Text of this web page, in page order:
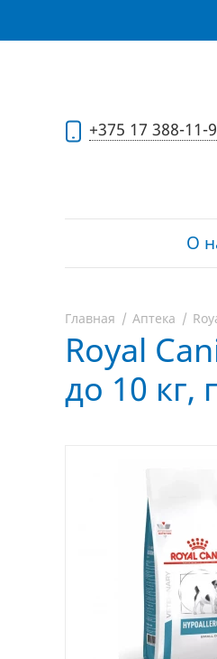
+375 17 388-11-
О
Главная Аптека
Royal
до 10 кг,